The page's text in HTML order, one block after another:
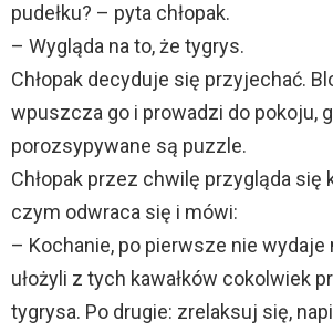
pudełku? – pyta chłopak.
– Wygląda na to, że tygrys.
Chłopak decyduje się przyjechać.
wpuszcza go i prowadzi do pokoju,
porozsypywane są puzzle.
Chłopak przez chwilę przygląda się
czym odwraca się i mówi:
– Kochanie, po pierwsze nie wydaje
ułożyli z tych kawałków cokolwiek
tygrysa. Po drugie: zrelaksuj się,